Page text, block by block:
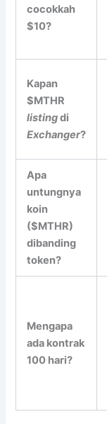
cocokkah
$10?
Kapan
$MTHR
listingdi
Exchanger?
Apa
untungnya
koin
($MTHR)
dibanding
token?
Mengapa
ada kontrak
100 hari?